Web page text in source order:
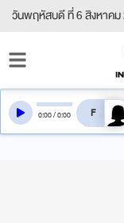
วันพฤหัสบดี ที่ 6 สิงหาคม
0:00/0:00 สลั